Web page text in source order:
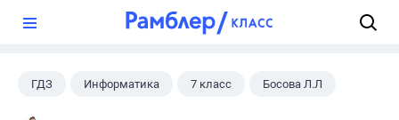
ГДЗ Информатика 7 класс Босова Л.Л